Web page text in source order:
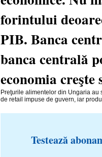
forintului
PIB. Banca
banca centrală
economia creşte
Preţurile alimentelor din Ungaria
de retail impuse de guvern, iar
Testează